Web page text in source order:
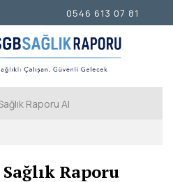
Raporu Al
Raporu
0546 613 07 81